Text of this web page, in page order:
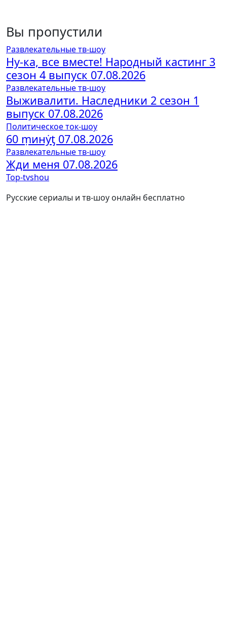
Вы пропустили
Развлекательные тв-шоу
Ну-ка, все вместе! Народный кастинг 3
сезон 4 выпуск 07.08.2026
Развлекательные тв-шоу
Выживалити. Наследники 2 сезон 1
выпуск 07.08.2026
Политическое ток-шоу
60 ṃинẏƫ 07.08.2026
Развлекательные тв-шоу
Жди меня 07.08.2026
Top-tvshou
Русские сериалы и тв-шоу онлайн бесплатно